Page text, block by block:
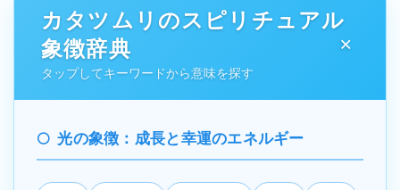
カタツムリのスピリチュアル
象徴辞典
タップしてキーワードから意味を探す
光の象徴：成長と幸運のエネルギー